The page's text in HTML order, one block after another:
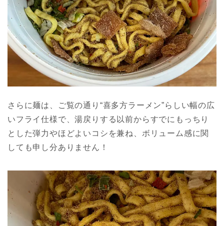
さらに麺は、ご覧の通り“喜多方ラーメン”らしい幅の広
いフライ仕様で、湯戻りする以前からすでにもっちり
とした弾力やほどよいコシを兼ね、ボリューム感に関
しても申し分ありません！